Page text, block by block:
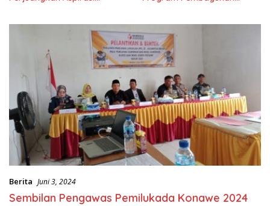
Berita Juni 3, 2024
Sembilan Pengawas Pemilukada Konawe 2024